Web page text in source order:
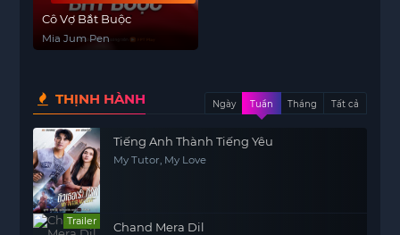
Cô Vợ Bắt Buộc
Mia Jum Pen
THỊNH HÀNH Ngày Tuần Tháng Tất cả
Tiếng Anh Thành Tiếng Yêu
My Tutor, My Love
Trailer Chand Mera Dil